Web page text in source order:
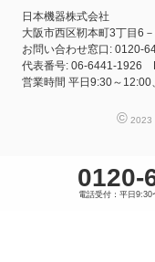
0120-
電話受付：平日
日本機器株式会社
大阪市西区靭本町3丁目6
お問い合わせ窓口: 0120-
代表番号: 06-6441-1926
営業時間 平日9:30～12:00
©2023